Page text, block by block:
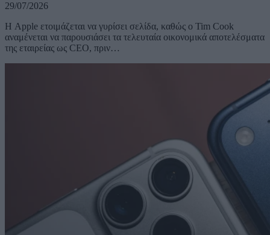
29/07/2026
Η Apple ετοιμάζεται να γυρίσει σελίδα, καθώς ο Tim Cook
αναμένεται να παρουσιάσει τα τελευταία οικονομικά αποτελέσματα
της εταιρείας ως CEO, πριν…